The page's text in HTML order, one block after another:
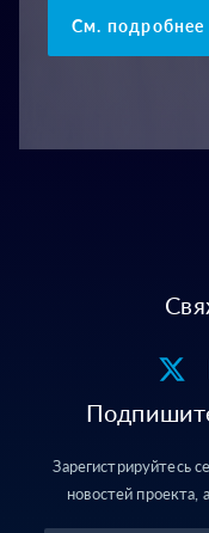
См. подробнее
Зарегистрируйтесь
новостей проекта,